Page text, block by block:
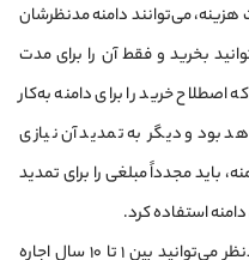
هزینه، می‌توانند دامنه مدنظرشان
بخرید و فقط آن را برای مدت
خرید را برای دامنه به‌کار
بود و دیگر به تمدید آن نیازی
باید مجدداً مبلغی را برای تمدید
دامنه استفاده کرد.
به‌طور‌کلی، دامنه خود را به‌همراه TLD مدنظر می‌توانید بین ۱ تا ۱۰ سال اجاره